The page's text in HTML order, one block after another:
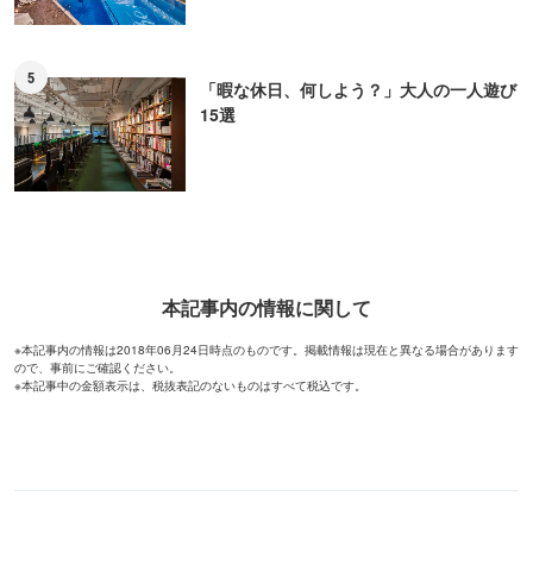
5
「暇な休日、何しよう？」大人の一人遊び
15選
本記事内の情報に関して
※本記事内の情報は2018年06月24日時点のものです。掲載情報は現在と異なる場合があります
ので、事前にご確認ください。
※本記事中の金額表示は、税抜表記のないものはすべて税込です。